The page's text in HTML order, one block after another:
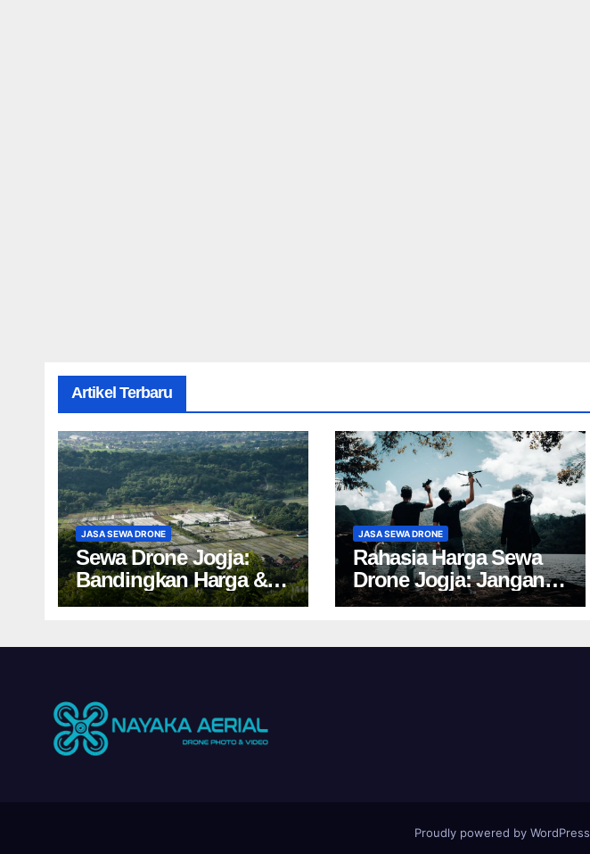
Artikel Terbaru
JASA SEWA DRONE
Sewa Drone Jogja:
Bandingkan Harga &
Tips Cuan 2024!
JASA SEWA DRONE
Rahasia Harga Sewa
Drone Jogja: Jangan
Salah Pilih, Rugi!
Proudly powered by WordPress